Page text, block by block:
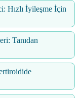
Hızlı İyileşme İçin
Tanıdan